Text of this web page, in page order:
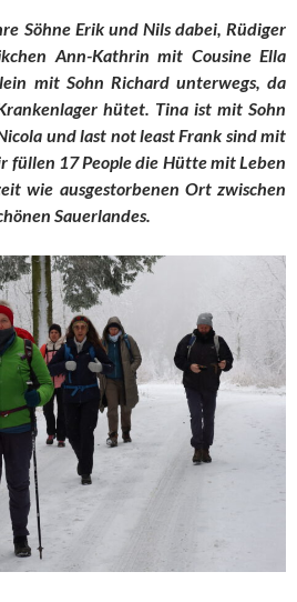
Söhne Erik und Nils dabei, Rüdiger
Ann-Kathrin mit Cousine Ella
mit Sohn Richard unterwegs, da
hütet. Tina ist mit Sohn
und last not least Frank sind mit
füllen 17 People die Hütte mit Leben
wie ausgestorbenen Ort zwischen
Sauerlandes.